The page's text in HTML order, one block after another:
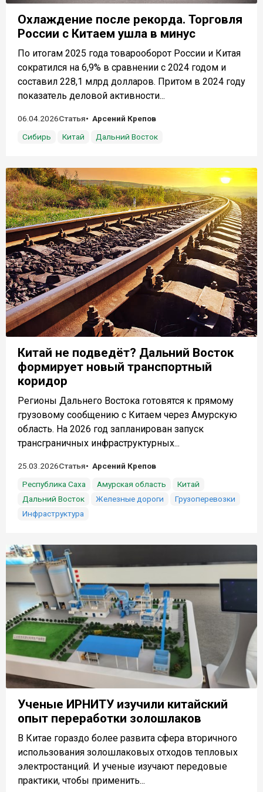
Охлаждение после рекорда. Торговля
России с Китаем ушла в минус
По итогам 2025 года товарооборот России и Китая
сократился на 6,9% в сравнении с 2024 годом и
составил 228,1 млрд долларов. Притом в 2024 году
показатель деловой активности...
06.04.2026Статья
Арсений Крепов
Сибирь
Китай Дальний Восток
Китай не подведёт? Дальний Восток
формирует новый транспортный
коридор
Регионы Дальнего Востока готовятся к прямому
грузовому сообщению с Китаем через Амурскую
область. На 2026 год запланирован запуск
трансграничных инфраструктурных...
25.03.2026Статья
Арсений Крепов
Республика Саха
Амурская область
Китай
Дальний Восток
Железные дороги
Грузоперевозки
Инфраструктура
Ученые ИРНИТУ изучили китайский
опыт переработки золошлаков
В Китае гораздо более развита сфера вторичного
использования золошлаковых отходов тепловых
электростанций. И ученые изучают передовые
практики, чтобы применить...